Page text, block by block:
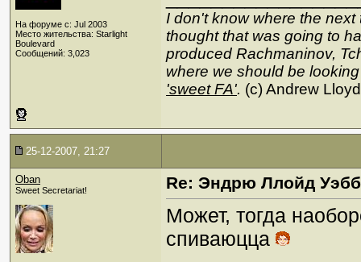
На форуме с: Jul 2003
Место жительства: Starlight
Boulevard
Сообщений: 3,023
I don't know where the
thought that was going to
produced Rachmaninov,
where we should be
'sweet FA'. (c) Andrew
25-12-2007, 21:27
Oban
Sweet Secretariat! Re: Эндрю Ллойд
Может, тогда
спиваюцца